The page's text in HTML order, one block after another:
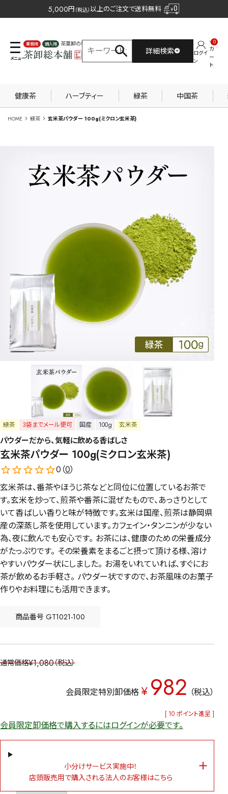
5,000円 （税込）以上のご注文で送料無料
業務用 個人用
茶葉卸の専門サイト
詳細検索
ログイ
ン
カ
ー
ト
0
健康茶 ハーブティー 緑茶 中国茶
HOME 緑茶 玄米茶パウダー 100g(ミクロン玄米茶)
緑茶 3袋までメール便可 国産 100g 玄米茶
パウダーだから、気軽に飲める香ばしさ
玄米茶パウダー 100g(ミクロン玄米茶)
0（0）
玄米茶は、番茶やほうじ茶などと同位に位置しているお茶で
す。玄米を炒って、煎茶や番茶に混ぜたもので、あっさりとして
いて香ばしい香りと味が特徴です。玄米は国産、煎茶は静岡県
産の深蒸し茶を使用しています。カフェイン・タンニンが少ない
為、夜に飲んでも安心です。 お茶には、健康のための栄養成分
がたっぷりです。 その栄養素をまるごと摂って頂ける様、溶け
やすいパウダー状にしました。 お湯をいれていれば、すぐにお
茶が飲めるお手軽さ。 パウダー状ですので、お茶風味のお菓子
作りやお料理にも活用できます。
商品番号 GT1021-100
通常価格¥1,080 税込
会員限定特別卸価格 ¥ 982 税込
[ 10 ポイント進呈 ]
会員限定卸価格で購入するにはログインが必要です。
小分けサービス実施中！
店頭販売用で購入される法人のお客様はこちら